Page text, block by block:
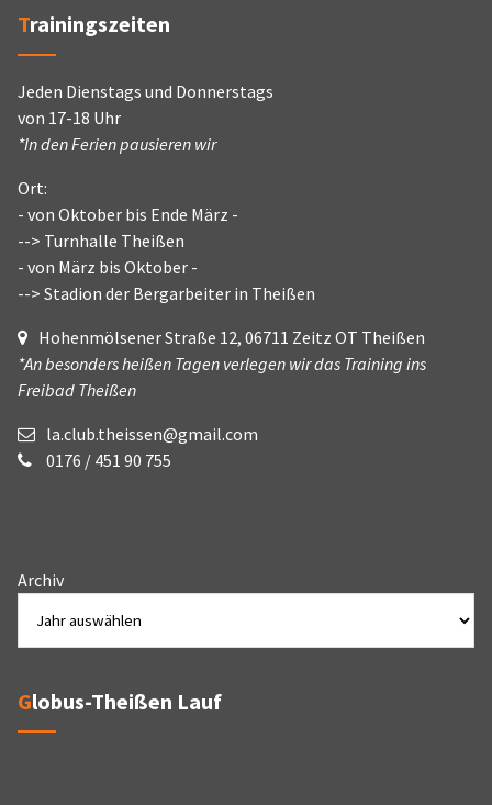
Trainingszeiten
Jeden Dienstags und Donnerstags
von 17-18 Uhr
*In den Ferien pausieren wir
Ort:
- von Oktober bis Ende März -
--> Turnhalle Theißen
- von März bis Oktober -
--> Stadion der Bergarbeiter in Theißen
Hohenmölsener Straße 12, 06711 Zeitz OT Theißen
*An besonders heißen Tagen verlegen wir das Training ins
Freibad Theißen
la.club.theissen@gmail.com
0176 / 451 90 755
Archiv
Globus-Theißen Lauf